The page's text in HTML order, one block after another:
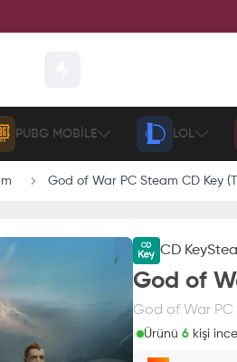
PUBG MOBILE LOL
God of War PC Steam CD Key
CD Key
God of
God of War PC
Ürünü 6 kişi